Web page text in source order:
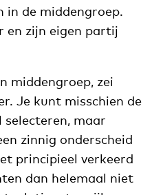
in de middengroep.
en zijn eigen partij
middengroep, zei
Je kunt misschien de
maar
zinnig onderscheid
principieel verkeerd
dan helemaal niet